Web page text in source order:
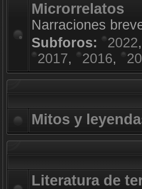
Microrrelatos
Narraciones
Subforos:
2022,
2017, 2016,
Mitos y
Literatura de